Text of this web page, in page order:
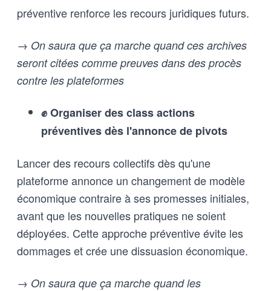
préventive renforce les recours juridiques futurs.
→ On saura que ça marche quand ces archives
seront citées comme preuves dans des procès
contre les plateformes
✊ Organiser des class actions
préventives dès l'annonce de pivots
Lancer des recours collectifs dès qu'une
plateforme annonce un changement de modèle
économique contraire à ses promesses initiales,
avant que les nouvelles pratiques ne soient
déployées. Cette approche préventive évite les
dommages et crée une dissuasion économique.
→ On saura que ça marche quand les